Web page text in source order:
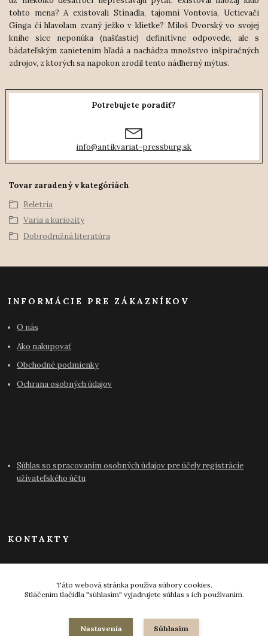
tohto mena? A existovali Stínadla, tajomní Vontovia, Uctievači
Ginga či hlavolam zvaný ježko v klietke? Miloš Dvorský vo svojej
knihe síce neponúka (našťastie) definitívne odpovede, ale s
bádateľským zanietením hľadá a nachádza množstvo inšpiračných
zdrojov, z ktorých sa napokon zrodil tento nádherný mýtus.
Potrebujete poradiť?
info@antikvariat-pressburg.sk
Tovar zaradený v kategóriách
Beletria
Varia a kuriozity
Dobrodružná literatúra
INFORMÁCIE PRE ZÁKAZNÍKOV
O nás
Ako nakupovať
Obchodné podmienky
Ochrana osobných údajov
Súhlas so spracovaním osobných údajov pre účely registrácie
užívateľského účtu
KONTAKTY
Táto webová stránka používa súbory cookies.
Stláčením tlačidla "súhlasím" vyjadrujete súhlas s ich používaním.
Nastavenia Súhlasím